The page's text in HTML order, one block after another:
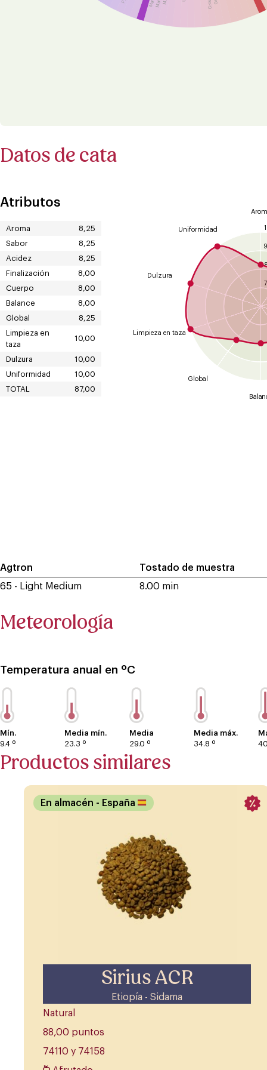
Datos de cata
Atributos
Aroma
8,25
Sabor
8,25
Acidez
8,25
Finalización
8,00
Cuerpo
8,00
Balance
8,00
Global
8,25
Limpieza en
taza
10,00
Dulzura
10,00
Uniformidad
10,00
TOTAL
87,00
9
7
Global
Limpieza en taza
Dulzura
Uniformidad
Agtron
65 - Light Medium
Tostado de muestra
8.00 min
Meteorología
Temperatura anual en ºC
Mín.
9.4 º
Media mín.
23.3 º
Media
29.0 º
Media máx.
34.8 º
Productos similares
Sirius ACR
Etiopía - Sidama
En almacén - España
Natural
88,00 puntos
74110 y 74158